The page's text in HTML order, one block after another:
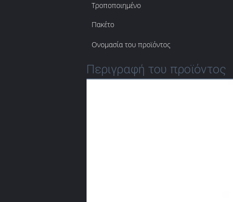
Τροποποιημένο
Πακέτο
Ονομασία του προϊόντος
Περιγραφή του προϊόντος